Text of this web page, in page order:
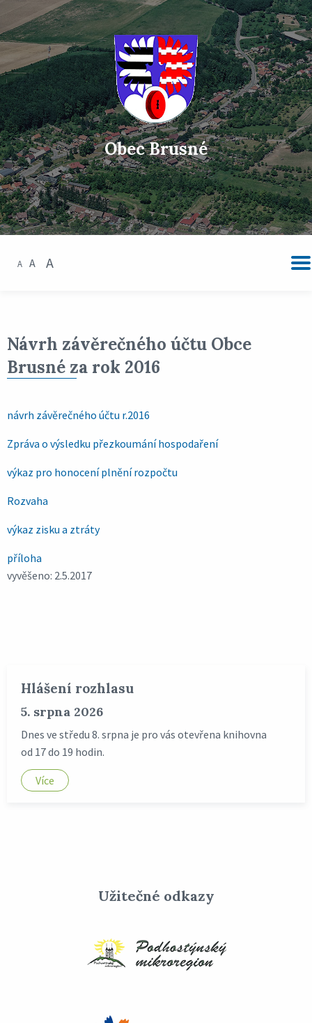
Obec Brusné
A A A
Návrh závěrečného účtu Obce
Brusné za rok 2016
návrh závěrečného účtu r.2016
Zpráva o výsledku přezkoumání hospodaření
výkaz pro honocení plnění rozpočtu
Rozvaha
výkaz zisku a ztráty
příloha
vyvěšeno: 2.5.2017
Hlášení rozhlasu
5. srpna 2026
Dnes ve středu 8. srpna je pro vás otevřena knihovna
od 17 do 19 hodin.
Více
Užitečné odkazy